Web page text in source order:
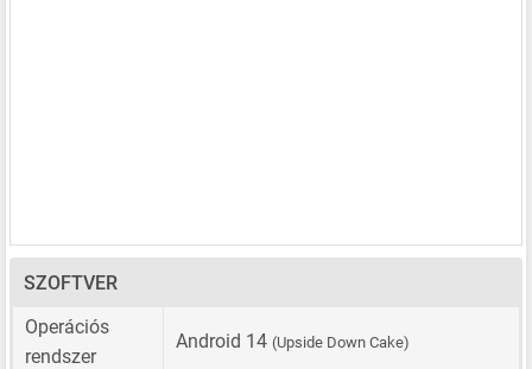
SZOFTVER
Operációs
rendszer
Android 14 (Upside Down Cake)